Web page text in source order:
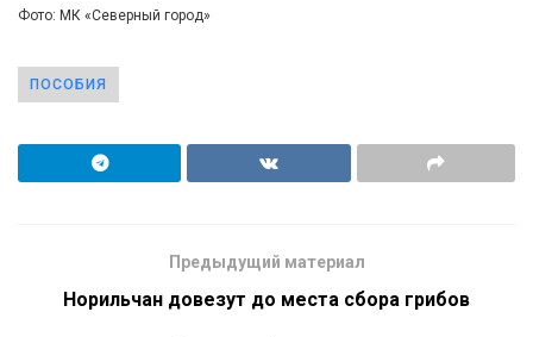
Фото: МК «Северный город»
ПОСОБИЯ
Предыдущий материал
Норильчан довезут до места сбора грибов